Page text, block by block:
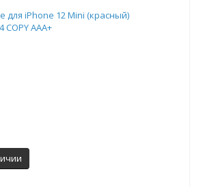
для iPhone 12 Mini (красный)
AAA+